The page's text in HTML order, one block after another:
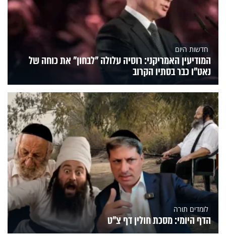
חדשות היום
המודיעין האמריקני: רוסיה עלולה "לבחון" את כוחה של
נאט"ו כבר בסתיו הקרוב
לומדים תורה
הדף היומי: מסכת חולין דף צ"ט